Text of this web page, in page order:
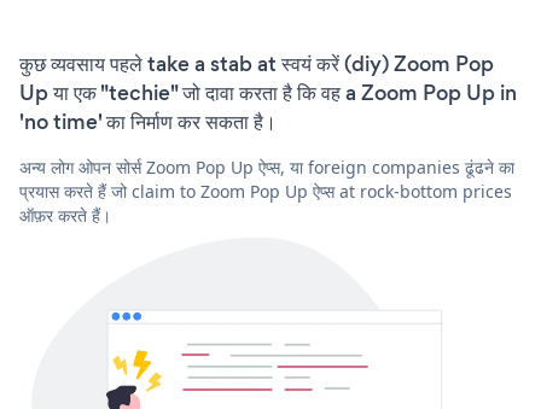
कुछ व्यवसाय पहले take a stab at स्वयं करें (diy) Zoom Pop
Up या एक "techie" जो दावा करता है कि वह a Zoom Pop Up in
'no time' का निर्माण कर सकता है।
अन्य लोग ओपन सोर्स Zoom Pop Up ऐप्स, या foreign companies ढूंढने का
प्रयास करते हैं जो claim to Zoom Pop Up ऐप्स at rock-bottom prices
ऑफ़र करते हैं।